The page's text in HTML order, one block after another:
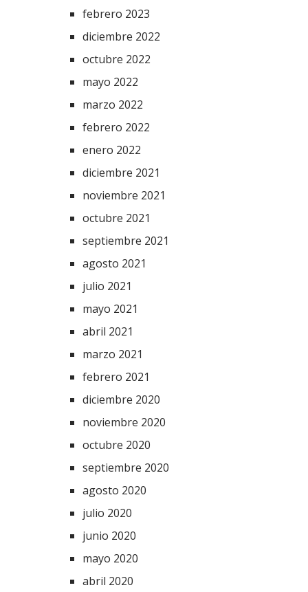
febrero 2023
diciembre 2022
octubre 2022
mayo 2022
marzo 2022
febrero 2022
enero 2022
diciembre 2021
noviembre 2021
octubre 2021
septiembre 2021
agosto 2021
julio 2021
mayo 2021
abril 2021
marzo 2021
febrero 2021
diciembre 2020
noviembre 2020
octubre 2020
septiembre 2020
agosto 2020
julio 2020
junio 2020
mayo 2020
abril 2020